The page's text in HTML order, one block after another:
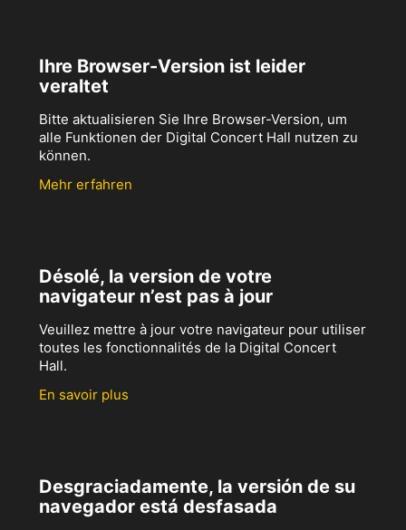
Ihre Browser-Version ist leider
veraltet
Bitte aktualisieren Sie Ihre Browser-Version, um
alle Funktionen der Digital Concert Hall nutzen zu
können.
Mehr erfahren
Désolé, la version de votre
navigateur n’est pas à jour
Veuillez mettre à jour votre navigateur pour utiliser
toutes les fonctionnalités de la Digital Concert
Hall.
En savoir plus
Desgraciadamente, la versión de su
navegador está desfasada